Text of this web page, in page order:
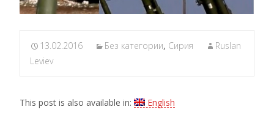
13.02.2016 Без категории, Сирия
Ruslan
Leviev
This post is also available in: English